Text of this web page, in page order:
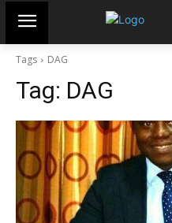
Tags DAG
Tag: DAG